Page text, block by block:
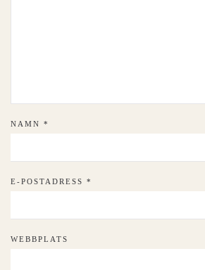
NAMN *
E-POSTADRESS *
WEBBPLATS